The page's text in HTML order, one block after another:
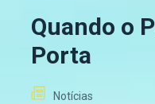
Quando o
Porta
Notícias